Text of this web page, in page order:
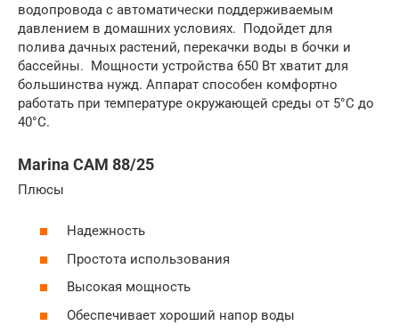
водопровода с автоматически поддерживаемым
давлением в домашних условиях. Подойдет для
полива дачных растений, перекачки воды в бочки и
бассейны. Мощности устройства 650 Вт хватит для
большинства нужд. Аппарат способен комфортно
работать при температуре окружающей среды от 5°C до
40°C.
Marina CAM 88/25
Плюсы
Надежность
Простота использования
Высокая мощность
Обеспечивает хороший напор воды